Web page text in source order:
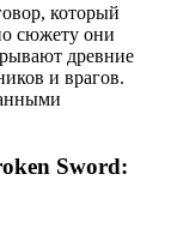
который
сюжету они
древние
и врагов.
Sword: